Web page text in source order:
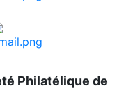
Philatélique de